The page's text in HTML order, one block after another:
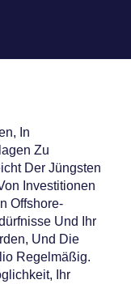
In
Zu
Der Jüngsten
Investitionen
Offshore-
Und Ihr
Und Die
Regelmäßig.
Ihr